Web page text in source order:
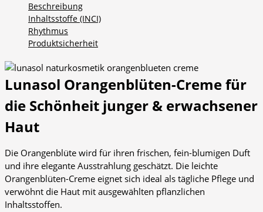
Beschreibung
Inhaltsstoffe (INCI)
Rhythmus
Produktsicherheit
Lunasol Orangenblüten-Creme für
die Schönheit junger & erwachsener
Haut
Die Orangenblüte wird für ihren frischen, fein-blumigen Duft
und ihre elegante Ausstrahlung geschätzt. Die leichte
Orangenblüten-Creme eignet sich ideal als tägliche Pflege und
verwöhnt die Haut mit ausgewählten pflanzlichen
Inhaltsstoffen.